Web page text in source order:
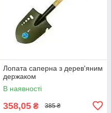
Лопата саперна з дерев'яним
держаком
В наявності
358,05 ₴ 385 ₴